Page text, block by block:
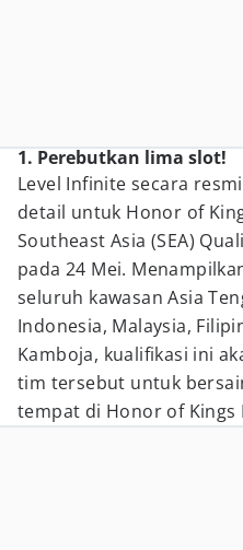
1. Perebutkan lima slot!
Level Infinite secara
detail untuk Honor of
Southeast Asia (SEA)
pada 24 Mei.
seluruh kawasan Asia
Indonesia, Malaysia,
Kamboja, kualifikasi ini
tim tersebut untuk
tempat di Honor of Kings